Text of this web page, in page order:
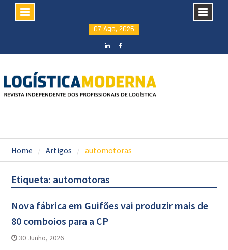
content
07 Ago, 2026
Home Artigos automotoras
Etiqueta: automotoras
Nova fábrica em Guifões vai produzir mais de
80 comboios para a CP
30 Junho, 2026